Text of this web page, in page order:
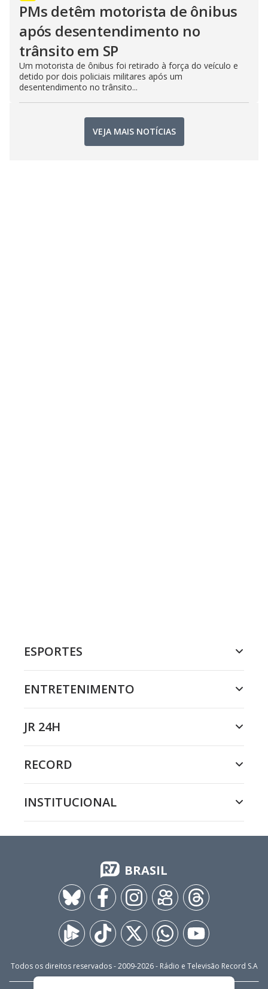
PMs detêm motorista de ônibus
após desentendimento no
trânsito em SP
Um motorista de ônibus foi retirado à força do veículo e
detido por dois policiais militares após um
desentendimento no trânsito...
VEJA MAIS NOTÍCIAS
ESPORTES
ENTRETENIMENTO
JR 24H
RECORD
INSTITUCIONAL
BRASIL
Todos os direitos reservados - 2009-2026- Rádio e Televisão Record S.A